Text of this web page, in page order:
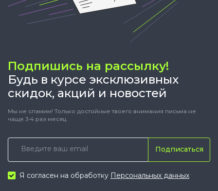
Подпишись на рассылку!
Будь в курсе эксклюзивных
скидок, акций и новостей
Мы не спамим! Только достойные твоего внимания письма не
чаще 3-4 раз месяц.
Подписаться
Я согласен на обработку Персональных данных